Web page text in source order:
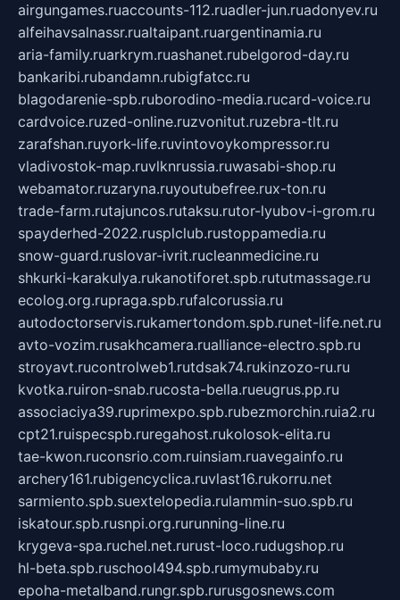
airgungames.ruaccounts-112.ruadler-jun.ruadonyev.ru
alfeihavsalnassr.rualtaipant.ruargentinamia.ru
aria-family.ruarkrym.ruashanet.rubelgorod-day.ru
bankaribi.rubandamn.rubigfatcc.ru
blagodarenie-spb.ruborodino-media.rucard-voice.ru
cardvoice.ruzed-online.ruzvonitut.ruzebra-tlt.ru
zarafshan.ruyork-life.ruvintovoykompressor.ru
vladivostok-map.ruvlknrussia.ruwasabi-shop.ru
webamator.ruzaryna.ruyoutubefree.rux-ton.ru
trade-farm.rutajuncos.rutaksu.rutor-lyubov-i-grom.ru
spayderhed-2022.rusplclub.rustoppamedia.ru
snow-guard.ruslovar-ivrit.rucleanmedicine.ru
shkurki-karakulya.rukanotiforet.spb.rututmassage.ru
ecolog.org.rupraga.spb.rufalcorussia.ru
autodoctorservis.rukamertondom.spb.runet-life.net.ru
avto-vozim.rusakhcamera.rualliance-electro.spb.ru
stroyavt.rucontrolweb1.rutdsak74.rukinzozo-ru.ru
kvotka.ruiron-snab.rucosta-bella.rueugrus.pp.ru
associaciya39.ruprimexpo.spb.rubezmorchin.ruia2.ru
cpt21.ruispecspb.ruregahost.rukolosok-elita.ru
tae-kwon.ruconsrio.com.ruinsiam.ruavegainfo.ru
archery161.rubigencyclica.ruvlast16.rukorru.net
sarmiento.spb.suextelopedia.rulammin-suo.spb.ru
iskatour.spb.rusnpi.org.rurunning-line.ru
krygeva-spa.ruchel.net.rurust-loco.rudugshop.ru
hl-beta.spb.ruschool494.spb.rumymubaby.ru
epoha-metalband.rungr.spb.rurusgosnews.com